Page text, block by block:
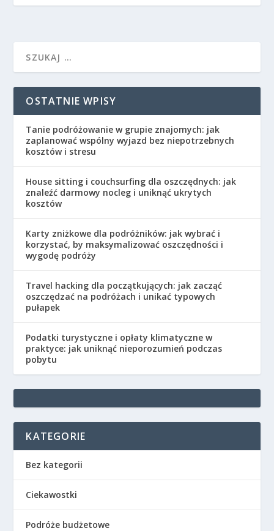
OSTATNIE WPISY
Tanie podróżowanie w grupie znajomych: jak
zaplanować wspólny wyjazd bez niepotrzebnych
kosztów i stresu
House sitting i couchsurfing dla oszczędnych: jak
znaleźć darmowy nocleg i uniknąć ukrytych
kosztów
Karty zniżkowe dla podróżników: jak wybrać i
korzystać, by maksymalizować oszczędności i
wygodę podróży
Travel hacking dla początkujących: jak zacząć
oszczędzać na podróżach i unikać typowych
pułapek
Podatki turystyczne i opłaty klimatyczne w
praktyce: jak uniknąć nieporozumień podczas
pobytu
KATEGORIE
Bez kategorii
Ciekawostki
Podróże budżetowe